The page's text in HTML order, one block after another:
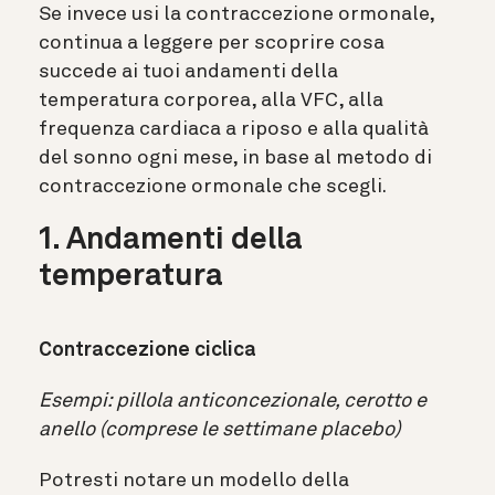
Se invece usi la contraccezione ormonale,
continua a leggere per scoprire cosa
succede ai tuoi andamenti della
temperatura corporea, alla VFC, alla
frequenza cardiaca a riposo e alla qualità
del sonno ogni mese, in base al metodo di
contraccezione ormonale che scegli.
1. Andamenti della
temperatura
Contraccezione ciclica
Esempi: pillola anticoncezionale, cerotto e
anello (comprese le settimane placebo)
Potresti notare un modello della